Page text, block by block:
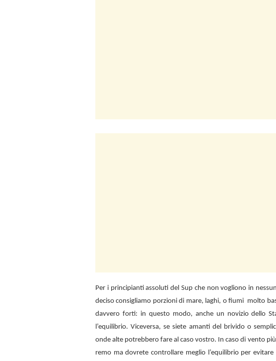
Per i principianti assoluti del Sup che non vogliono in
deciso consigliamo porzioni di mare, laghi, o fiumi molto
davvero forti: in questo modo, anche un novizio dello
l’equilibrio. Viceversa, se siete amanti del brivido o
onde alte potrebbero fare al caso vostro. In caso di vento
remo ma dovrete controllare meglio l’equilibrio per